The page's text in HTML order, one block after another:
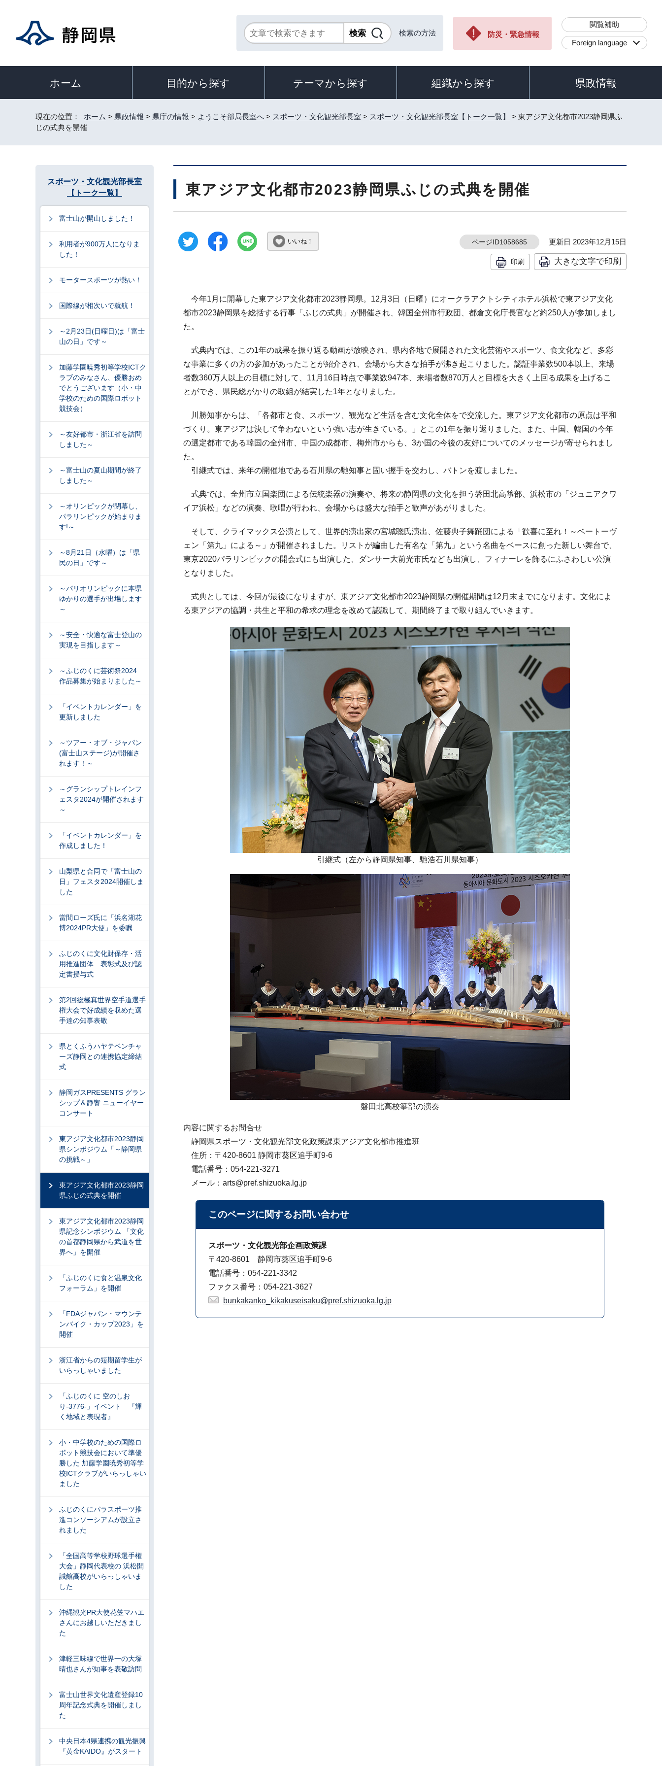
検索の方法 防災・緊急情報
閲覧補助
Foreign language
ホーム 目的から探す テーマから探す 組織から探す 県政情報
現在の位置： ホーム > 県政情報 > 県庁の情報 > ようこそ部局長室へ > スポーツ・文化観光部長室 > スポーツ・文化観光部長室【トーク一覧】
> 東アジア文化都市2023静岡県ふ
じの式典を開催
東アジア文化都市2023静岡県ふじの式典を開催
いいね！ ページID1058685 更新日 2023年12月15日
印刷 大きな文字で印刷
今年1月に開幕した東アジア文化都市2023静岡県。12月3日（日曜）にオークラアクトシティホテル浜松で東アジア文化
都市2023静岡県を総括する行事「ふじの式典」が開催され、韓国全州市行政団、都倉文化庁長官など約250人が参加しまし
た。
式典内では、この1年の成果を振り返る動画が放映され、県内各地で展開された文化芸術やスポーツ、食文化など、多彩
な事業に多くの方の参加があったことが紹介され、会場から大きな拍手が沸き起こりました。認証事業数500本以上、来場
者数360万人以上の目標に対して、11月16日時点で事業数947本、来場者数870万人と目標を大きく上回る成果を上げるこ
とができ、県民総がかりの取組が結実した1年となりました。
川勝知事からは、「各都市と食、スポーツ、観光など生活を含む文化全体をで交流した。東アジア文化都市の原点は平和
づくり。東アジアは決して争わないという強い志が生きている。」とこの1年を振り返りました。また、中国、韓国の今年
の選定都市である韓国の全州市、中国の成都市、梅州市からも、3か国の今後の友好についてのメッセージが寄せられまし
た。
引継式では、来年の開催地である石川県の馳知事と固い握手を交わし、バトンを渡しました。
式典では、全州市立国楽団による伝統楽器の演奏や、将来の静岡県の文化を担う磐田北高箏部、浜松市の「ジュニアクワ
イア浜松」などの演奏、歌唱が行われ、会場からは盛大な拍手と歓声があがりました。
そして、クライマックス公演として、世界的演出家の宮城聰氏演出、佐藤典子舞踊団による「歓喜に至れ！～ベートーヴ
ェン「第九」による～」が開催されました。リストが編曲した有名な「第九」という名曲をベースに創った新しい舞台で、
東京2020パラリンピックの開会式にも出演した、ダンサー大前光市氏なども出演し、フィナーレを飾るにふさわしい公演
となりました。
式典としては、今回が最後になりますが、東アジア文化都市2023静岡県の開催期間は12月末までになります。文化によ
る東アジアの協調・共生と平和の希求の理念を改めて認識して、期間終了まで取り組んでいきます。
引継式（左から静岡県知事、馳浩石川県知事）
磐田北高校箏部の演奏
内容に関するお問合せ
静岡県スポーツ・文化観光部文化政策課東アジア文化都市推進班
住所：〒420-8601 静岡市葵区追手町9-6
電話番号：054-221-3271
メール：arts@pref.shizuoka.lg.jp
このページに関するお問い合わせ
スポーツ・文化観光部企画政策課
〒420-8601 静岡市葵区追手町9-6
電話番号：054-221-3342
ファクス番号：054-221-3627
bunkakanko_kikakuseisaku@pref.shizuoka.lg.jp
スポーツ・文化観光部長室
【トーク一覧】
富士山が開山しました！
利用者が900万人になりま
した！
モータースポーツが熱い！
国際線が相次いで就航！
～2月23日(日曜日)は「富士
山の日」です～
加藤学園暁秀初等学校ICTク
ラブのみなさん、優勝おめ
でとうございます（小・中
学校のための国際ロボット
競技会）
～友好都市・浙江省を訪問
しました～
～富士山の夏山期間が終了
しました～
～オリンピックが閉幕し、
パラリンピックが始まりま
す!～
～8月21日（水曜）は「県
民の日」です～
～パリオリンピックに本県
ゆかりの選手が出場します
～
～安全・快適な富士登山の
実現を目指します～
～ふじのくに芸術祭2024
作品募集が始まりました～
「イベントカレンダー」を
更新しました
～ツアー・オブ・ジャパン
(富士山ステージ)が開催さ
れます！～
～グランシップトレインフ
ェスタ2024が開催されます
～
「イベントカレンダー」を
作成しました！
山梨県と合同で「富士山の
日」フェスタ2024開催しま
した
當間ローズ氏に「浜名湖花
博2024PR大使」を委嘱
ふじのくに文化財保存・活
用推進団体 表彰式及び認
定書授与式
第2回総極真世界空手道選手
権大会で好成績を収めた選
手達の知事表敬
県とくふうハヤテベンチャ
ーズ静岡との連携協定締結
式
静岡ガスPRESENTS グラン
シップ＆静響 ニューイヤー
コンサート
東アジア文化都市2023静岡
県シンポジウム「～静岡県
の挑戦～」
東アジア文化都市2023静岡
県ふじの式典を開催
東アジア文化都市2023静岡
県記念シンポジウム 「文化
の首都静岡県から武道を世
界へ」を開催
「ふじのくに食と温泉文化
フォーラム」を開催
「FDAジャパン・マウンテ
ンバイク・カップ2023」を
開催
浙江省からの短期留学生が
いらっしゃいました
「ふじのくに 空のしお
り-3776-」イベント 『輝
く地域と表現者』
小・中学校のための国際ロ
ボット競技会において準優
勝した 加藤学園暁秀初等学
校ICTクラブがいらっしゃい
ました
ふじのくにパラスポーツ推
進コンソーシアムが設立さ
れました
「全国高等学校野球選手権
大会」静岡代表校の 浜松開
誠館高校がいらっしゃいま
した
沖縄観光PR大使花笠マハエ
さんにお越しいただきまし
た
津軽三味線で世界一の大塚
晴也さんが知事を表敬訪問
富士山世界文化遺産登録10
周年記念式典を開催しまし
た
中央日本4県連携の観光振興
『黄金KAIDO』がスタート